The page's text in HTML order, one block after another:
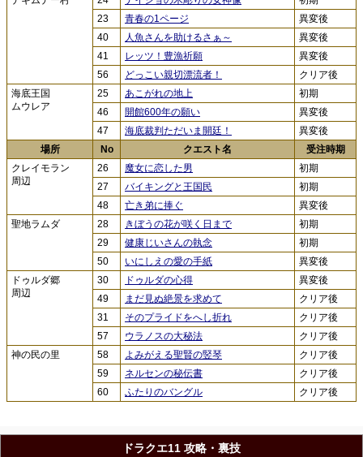
23
青春の1ページ
異変後
40
人魚さんを助けるさぁ～
異変後
41
レッツ！豊漁祈願
異変後
56
どっこい親切漂流者！
クリア後
海底王国
ムウレア
25 あこがれの地上
初期
46
開館600年の願い
異変後
47
海底裁判ただいま開廷！
異変後
場所
No クエスト名
受注時期
クレイモラン
周辺
26 魔女に恋した男
初期
27
バイキングと王国民
初期
48
亡き弟に捧ぐ
異変後
聖地ラムダ
28 きぼうの花が咲く日まで
初期
29
健康じいさんの執念
初期
50
いにしえの愛の手紙
異変後
ドゥルダ郷
周辺
30 ドゥルダの心得
異変後
49
まだ見ぬ絶景を求めて
クリア後
31
そのプライドをへし折れ
クリア後
57
ウラノスの大秘法
クリア後
神の民の里
58 よみがえる聖賢の竪琴
クリア後
59
ネルセンの秘伝書
クリア後
60
ふたりのバングル クリア後
ドラクエ11 攻略・裏技